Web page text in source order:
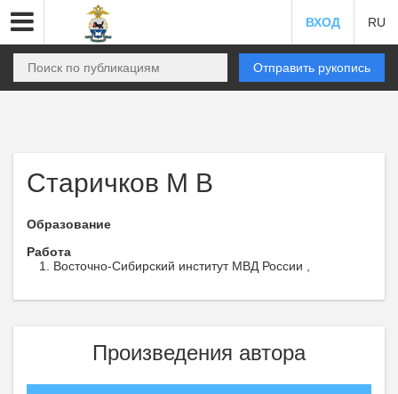
ВХОД RU
Отправить рукопись
Старичков М В
Образование
Работа
Восточно-Сибирский институт МВД России ,
Произведения автора